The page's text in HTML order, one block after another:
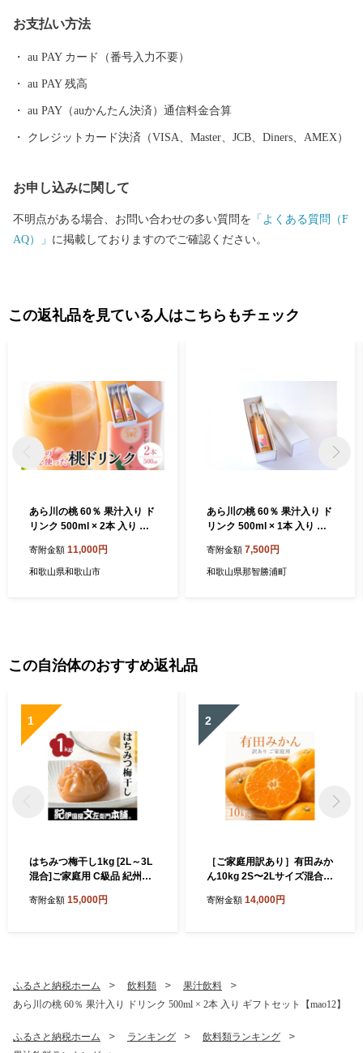
ぐろとは、捕獲後、冷凍でなく冷蔵（生）で運ばれたまぐろのこ
県内一で、温泉宿も日帰り温泉もたくさん。 おだやかな太平洋を
眺めながら、ゆったり、ほっこりしてみませんか？
お支払い方法
au PAY カード（番号入力不要）
au PAY 残高
au PAY（auかんたん決済）通信料金合算
クレジットカード決済（VISA、Master、JCB、Diners、AMEX）
お申し込みに関して
不明点がある場合、お問い合わせの多い質問を 「よくある質問（F
AQ）」 に掲載しておりますのでご確認ください。
この返礼品を見ている人はこちらもチェック
あら川の桃 60％ 果汁入り ド
リンク 500ml × 2本 入り ギ
寄附金額 11,000円
和歌山県和歌山市
あら川の桃 60％ 果汁入り ド
リンク 500ml × 1本 入り ギ
寄附金額 7,500円
和歌山県那智勝浦町
この自治体のおすすめ返礼品
1
はちみつ梅干し1kg [2L～3L
混合]ご家庭用 C級品 紀州南
衛門本舗 ［TC27］
寄附金額 15,000円
2
［ご家庭用訳あり］有田みか
ん10kg 2S〜2Lサイズ混合
寄附金額 14,000円
ふるさと納税ホーム 飲料類
果汁飲料
あら川の桃 60％ 果汁入り ドリンク 500ml × 2本 入り ギフトセット【mao12】
ふるさと納税ホーム ランキング
飲料類ランキング